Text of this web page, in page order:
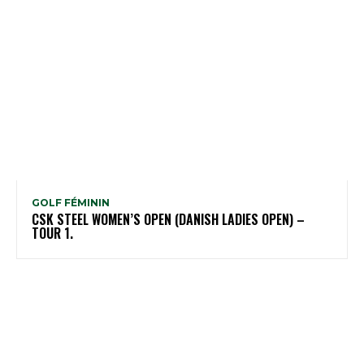
GOLF FÉMININ
CSK STEEL WOMEN’S OPEN (DANISH LADIES OPEN) –
TOUR 1.